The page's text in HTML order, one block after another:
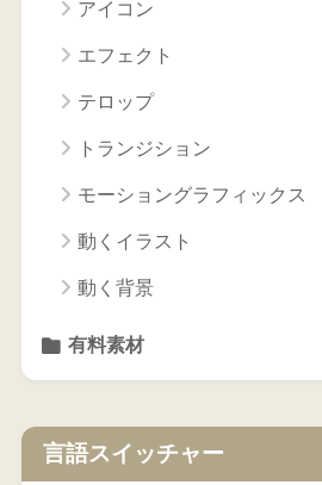
アイコン
エフェクト
テロップ
トランジション
モーショングラフィックス
動くイラスト
動く背景
有料素材
言語スイッチャー